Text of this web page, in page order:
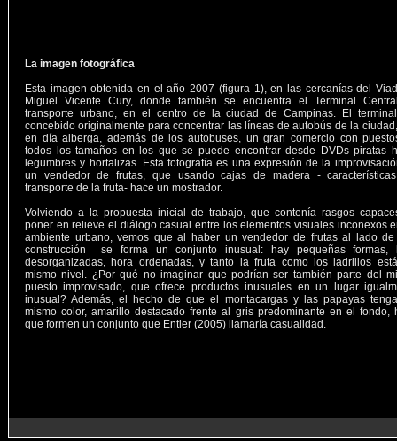
La imagen fotográfica
Esta imagen obtenida en el año 2007 (figura 1), en las cercanías del
Miguel Vicente Cury, donde también se encuentra el Terminal
transporte urbano, en el centro de la ciudad de Campinas. El
concebido originalmente para concentrar las líneas de autobús de la
en día alberga, además de los autobuses, un gran comercio con
todos los tamaños en los que se puede encontrar desde DVDs piratas
legumbres y hortalizas. Esta fotografía es una expresión de la
un vendedor de frutas, que usando cajas de madera -
transporte de la fruta- hace un mostrador.
Volviendo a la propuesta inicial de trabajo, que contenía rasgos
poner en relieve el diálogo casual entre los elementos visuales inconexos
ambiente urbano, vemos que al haber un vendedor de frutas al lado
construcción se forma un conjunto inusual: hay pequeñas formas,
desorganizadas, hora ordenadas, y tanto la fruta como los ladrillos
mismo nivel. ¿Por qué no imaginar que podrían ser también parte del
puesto improvisado, que ofrece productos inusuales en un lugar
inusual? Además, el hecho de que el montacargas y las papayas
mismo color, amarillo destacado frente al gris predominante en el fondo,
que formen un conjunto que Entler (2005) llamaría casualidad.